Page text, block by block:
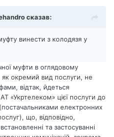
сказав:
винести з колодязя у
муфти в оглядовому
як окремий вид послуги, не
відтак, йдеться
«Укртелеком» цієї послуги до
електронних
що, відповідно,
та застосуванні